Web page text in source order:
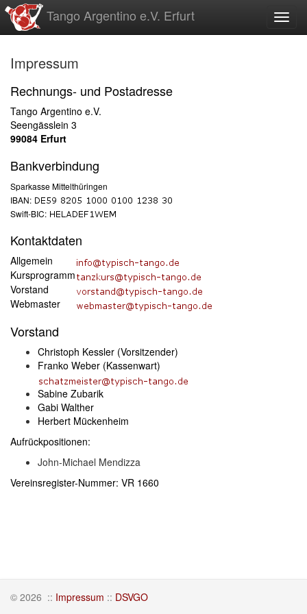
zum
Inhalt
Tango Argentino e.V. Erfurt
Impressum
Rechnungs- und Postadresse
Tango Argentino e.V.
Seengässlein 3
99084 Erfurt
Bankverbindung
Sparkasse Mittelthüringen
IBAN:
Swift-BIC:
Kontaktdaten
Allgemein
Kursprogramm
Vorstand
Webmaster
Vorstand
Christoph Kessler (Vorsitzender)
Franko Weber (Kassenwart)
Sabine Zubarik
Gabi Walther
Herbert Mückenheim
Aufrückpositionen:
John-Michael Mendizza
Vereinsregister-Nummer: VR 1660
© 2026 :: Impressum :: DSVGO